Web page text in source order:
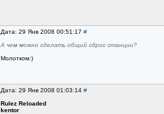
Дата: 29 Янв 2008 00:51:17 #
А чем можно сделать общий сброс станции?
Молотком:)
Дата: 29 Янв 2008 01:03:14 #
Rulez Reloaded
kentor